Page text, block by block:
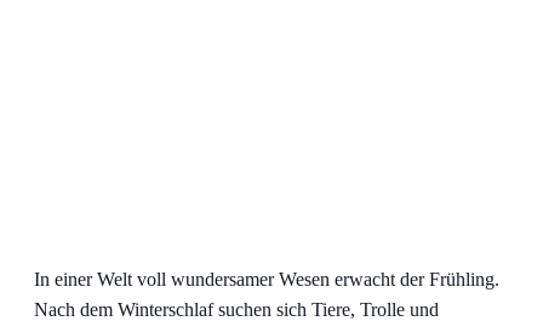
In einer Welt voll wundersamer Wesen erwacht der Frühling.
Nach dem Winterschlaf suchen sich Tiere, Trolle und